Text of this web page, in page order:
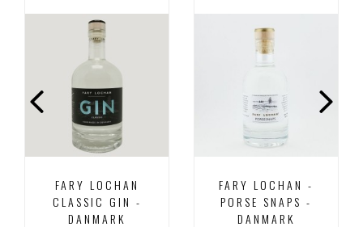
FARY LOCHAN
CLASSIC GIN -
DANMARK
FARY LOCHAN -
PORSE SNAPS -
DANMARK